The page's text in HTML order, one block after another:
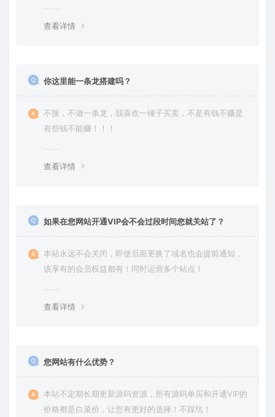
查看详情
你这里能一条龙搭建吗？
不接，不做一条龙，我喜欢一锤子买卖，不是有钱不赚是
有些钱不能赚！！！
查看详情
如果在您网站开通VIP会不会过段时间您就关站了？
本站永远不会关闭，即使后面更换了域名也会提前通知，
该享有的会员权益都有！同时运营多个站点！
查看详情
您网站有什么优势？
本站不定期长期更新源码资源，所有源码单买和开通VIP的
价格都是白菜价，让您有更好的选择！不踩坑！